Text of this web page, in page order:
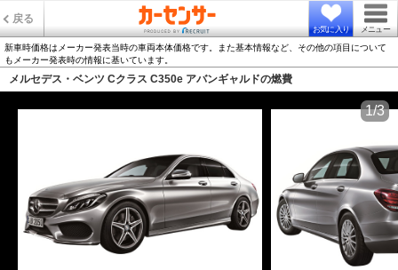
戻る
お気に入り メニュー
新車時価格はメーカー発表当時の車両本体価格です。また基本情報など、その他の項目について
もメーカー発表時の情報に基いています。
メルセデス・ベンツ Cクラス C350e アバンギャルドの燃費
1/3